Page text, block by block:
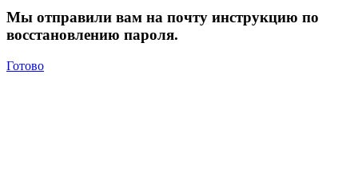
Мы отправили вам на почту инструкцию по
восстановлению пароля.
Готово